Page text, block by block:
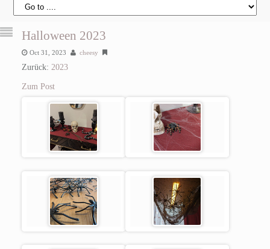
Halloween 2023
Oct 31, 2023 cheesy
Zurück: 2023
Zum Post